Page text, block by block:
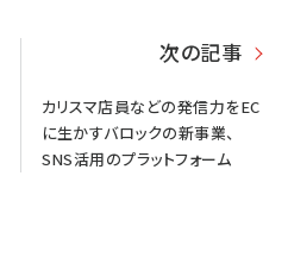
次の記事
カリスマ店員などの発信力をEC
に生かすバロックの新事業、
SNS活用のプラットフォーム